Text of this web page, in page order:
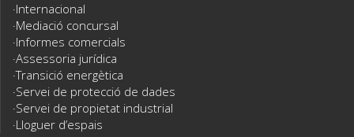
Internacional
Mediació concursal
Informes comercials
Assessoria jurídica
Transició energètica
Servei de protecció de dades
Servei de propietat industrial
Lloguer d’espais